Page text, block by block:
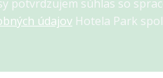
potvrdzujem súhlas so
údajov Hotela Park